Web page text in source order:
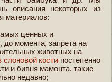
описания некоторых из
материалов:
ценных и
до момента, запрета на
животных на
слоновой кости постепенно
и бивня мамонта, такие
недавно;